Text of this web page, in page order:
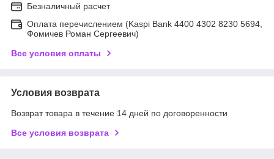
Безналичный расчет
Оплата перечислением (Kaspi Bank 4400 4302 8230 5694,
Фомичев Роман Сергеевич)
Все условия оплаты
Условия возврата
Возврат товара в течение 14 дней по договоренности
Все условия возврата